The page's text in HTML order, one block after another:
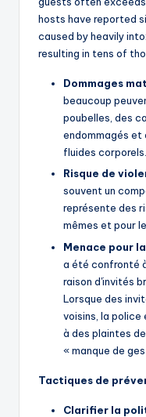
hosts have reported
caused by heavily
resulting in tens of
Dommages
beaucoup
poubelles, des
endommagés et
fluides corporels.
Risque de
souvent un
représente des
mêmes et pour
Menace pour
a été confronté
raison d'invités
Lorsque des
voisins, la police
à des plaintes
« manque de
Tactiques de
Clarifier la